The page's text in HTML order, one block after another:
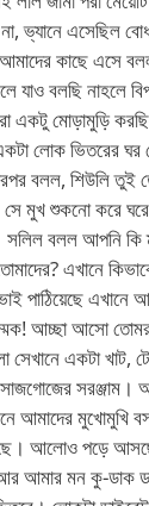
ভ্যানে এসেছিল
কাছে এসে
যাও বলছি নাহলে
একটু মোড়ামুড়ি
লোক ভিতরের ঘর
বলল, শিউলি
মুখ শুকনো করে ঘরের
সলিল বলল আপনি কি
এখানে
পাঠিয়েছে এখানে
আচ্ছা আসো
সেখানে একটা খাট,
সরঞ্জাম।
আমাদের মুখোমুখি
আলোও পড়ে
আমার মন কু-ডাক